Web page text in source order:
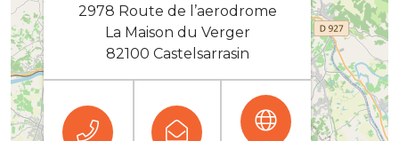
2978 Route de l’aerodrome
La Maison du Verger
82100 Castelsarrasin